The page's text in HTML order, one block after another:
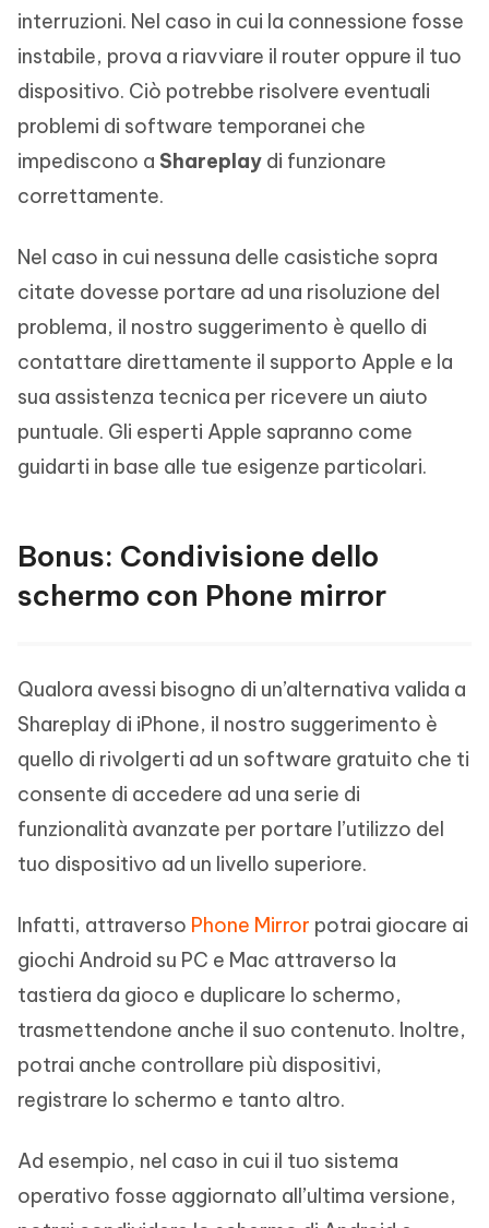
interruzioni. Nel caso in cui la connessione fosse
instabile, prova a riavviare il router oppure il tuo
dispositivo. Ciò potrebbe risolvere eventuali
problemi di software temporanei che
impediscono a Shareplay di funzionare
correttamente.
Nel caso in cui nessuna delle casistiche sopra
citate dovesse portare ad una risoluzione del
problema, il nostro suggerimento è quello di
contattare direttamente il supporto Apple e la
sua assistenza tecnica per ricevere un aiuto
puntuale. Gli esperti Apple sapranno come
guidarti in base alle tue esigenze particolari.
Bonus: Condivisione dello
schermo con Phone mirror
Qualora avessi bisogno di un’alternativa valida a
Shareplay di iPhone, il nostro suggerimento è
quello di rivolgerti ad un software gratuito che ti
consente di accedere ad una serie di
funzionalità avanzate per portare l’utilizzo del
tuo dispositivo ad un livello superiore.
Infatti, attraverso Phone Mirror potrai giocare ai
giochi Android su PC e Mac attraverso la
tastiera da gioco e duplicare lo schermo,
trasmettendone anche il suo contenuto. Inoltre,
potrai anche controllare più dispositivi,
registrare lo schermo e tanto altro.
Ad esempio, nel caso in cui il tuo sistema
operativo fosse aggiornato all’ultima versione,